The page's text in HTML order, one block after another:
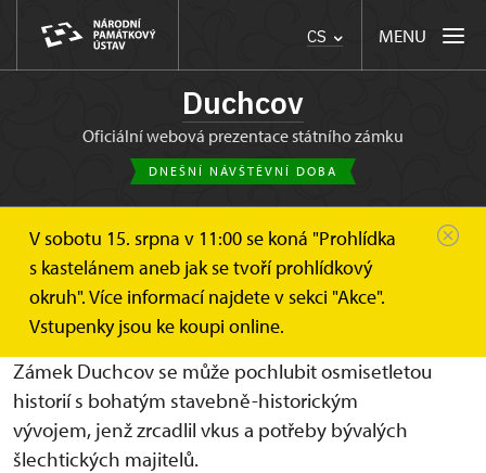
CS MENU
Duchcov
oficiální webová prezentace státního zámku
DNEŠNÍ NÁVŠTĚVNÍ DOBA
V sobotu 15. srpna v 11:00 se koná "Prohlídka
s kastelánem aneb jak se tvoří prohlídkový
okruh". Více informací najdete v sekci "Akce".
Vstupenky jsou ke koupi online.
Duchcov O zámku Historie
Historie
Zámek Duchcov se může pochlubit osmisetletou
historií s bohatým stavebně-historickým
vývojem, jenž zrcadlil vkus a potřeby bývalých
šlechtických majitelů.